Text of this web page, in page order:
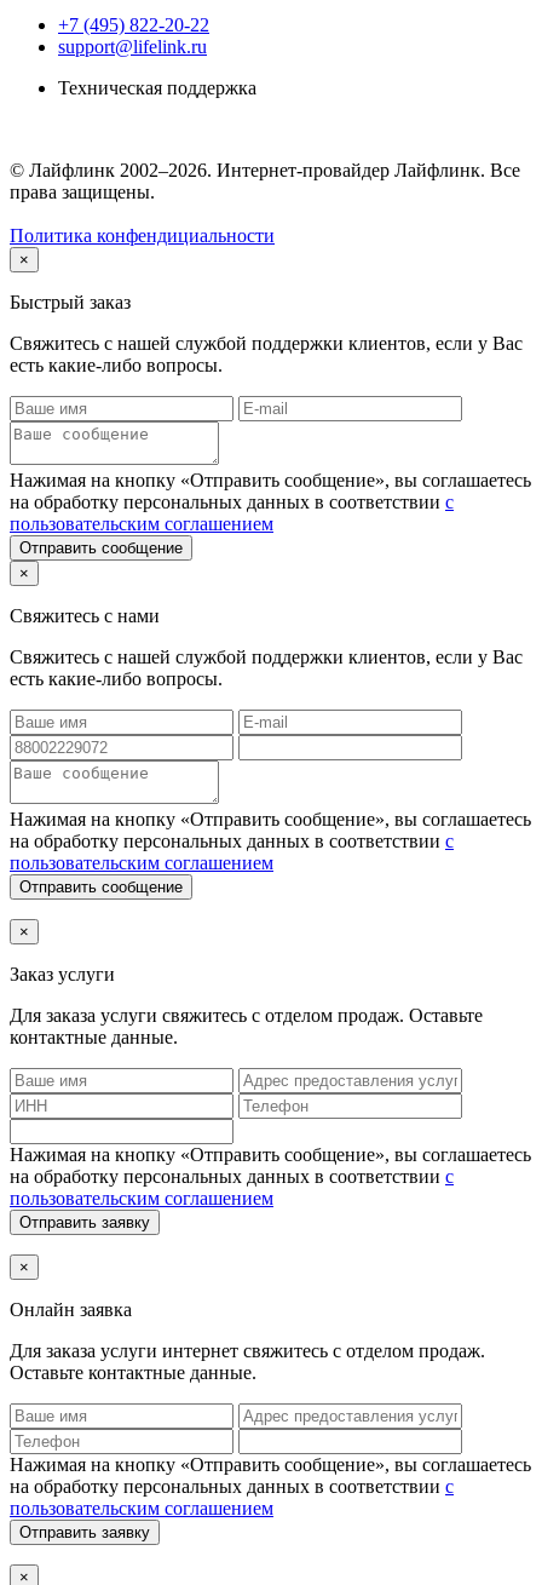
+7 (495) 822-20-22
support@lifelink.ru
Техническая поддержка
© Лайфлинк 2002–2026. Интернет-провайдер Лайфлинк. Все
права защищены.
Политика конфендициальности
×
Быстрый заказ
Свяжитесь с нашей службой поддержки клиентов, если у Вас
есть какие-либо вопросы.
Нажимая на кнопку «Отправить сообщение», вы соглашаетесь
на обработку персональных данных в соответствии с
пользовательским соглашением
Отправить сообщение
×
Свяжитесь с нами
Свяжитесь с нашей службой поддержки клиентов, если у Вас
есть какие-либо вопросы.
Нажимая на кнопку «Отправить сообщение», вы соглашаетесь
на обработку персональных данных в соответствии с
пользовательским соглашением
Отправить сообщение
×
Заказ услуги
Для заказа услуги свяжитесь с отделом продаж. Оставьте
контактные данные.
Нажимая на кнопку «Отправить сообщение», вы соглашаетесь
на обработку персональных данных в соответствии с
пользовательским соглашением
Отправить заявку
×
Онлайн заявка
Для заказа услуги интернет свяжитесь с отделом продаж.
Оставьте контактные данные.
Нажимая на кнопку «Отправить сообщение», вы соглашаетесь
на обработку персональных данных в соответствии с
пользовательским соглашением
Отправить заявку
×